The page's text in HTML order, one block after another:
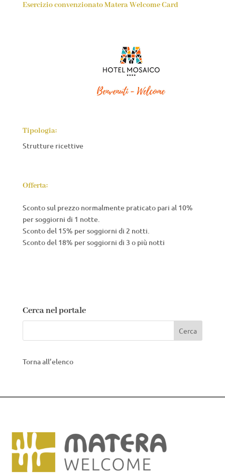
Esercizio convenzionato Matera Welcome Card
Tipologia:
Strutture ricettive
Offerta:
Sconto sul prezzo normalmente praticato pari al 10%
per soggiorni di 1 notte.
Sconto del 15% per soggiorni di 2 notti.
Sconto del 18% per soggiorni di 3 o più notti
Cerca nel portale
Torna all’elenco